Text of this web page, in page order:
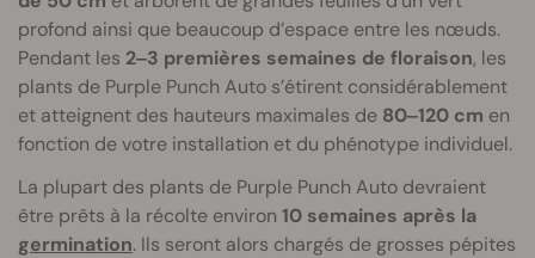
profond ainsi que beaucoup d’espace entre les nœuds.
Pendant les 2‒3 premières semaines de floraison, les
plants de Purple Punch Auto s’étirent considérablement
et atteignent des hauteurs maximales de 80‒120 cm en
fonction de votre installation et du phénotype individuel.
La plupart des plants de Purple Punch Auto devraient
être prêts à la récolte environ 10 semaines après la
germination. Ils seront alors chargés de grosses pépites